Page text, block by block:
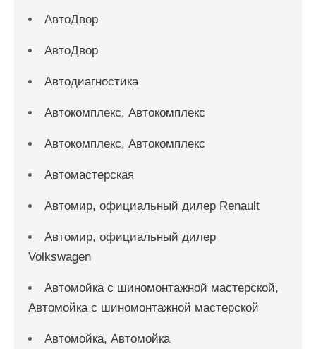
АвтоДвор
АвтоДвор
Автодиагностика
Автокомплекс, Автокомплекс
Автокомплекс, Автокомплекс
Автомастерская
Автомир, официальный дилер Renault
Автомир, официальный дилер
Volkswagen
Автомойка с шиномонтажной мастерской,
Автомойка с шиномонтажной мастерской
Автомойка, Автомойка